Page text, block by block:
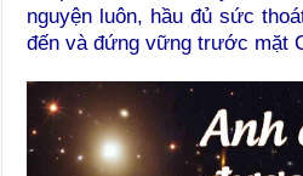
nguyện luôn, hầu đủ sức
đến và đứng vững trước mặt